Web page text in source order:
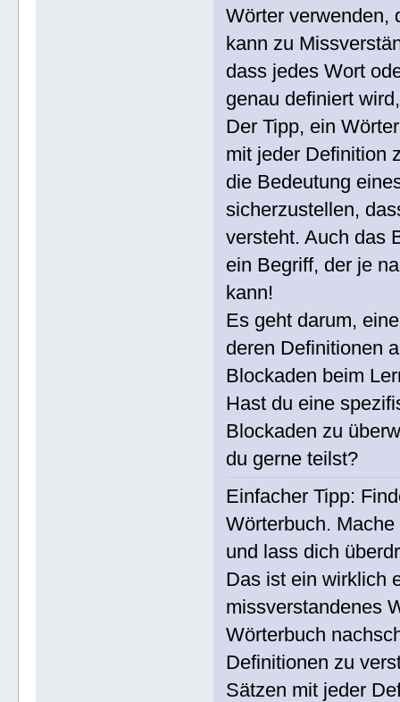
Wörter verwenden,
kann zu
dass jedes Wort
genau definiert
Der Tipp, ein
mit jeder Definition
die Bedeutung
sicherzustellen,
versteht. Auch das
ein Begriff, der je
kann!
Es geht darum,
deren Definitionen
Blockaden beim
Hast du eine
Blockaden zu
du gerne teilst?
Einfacher Tipp:
Wörterbuch.
und lass dich
Das ist ein wirklich
missverstandenes
Wörterbuch
Definitionen zu
Sätzen mit jeder